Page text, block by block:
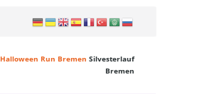
Halloween Run Bremen Silvesterlauf
Bremen